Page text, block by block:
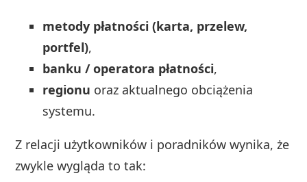
metody płatności (karta, przelew,
portfel),
banku / operatora płatności,
regionu oraz aktualnego obciążenia
systemu.
Z relacji użytkowników i poradników wynika, że
zwykle wygląda to tak: